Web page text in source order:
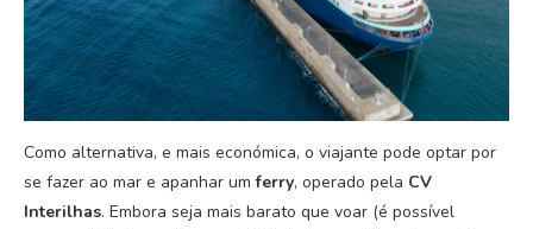
Como alternativa, e mais económica, o viajante pode optar por
se fazer ao mar e apanhar umferry, operado pela CV
Interilhas. Embora seja mais barato que voar (é possível